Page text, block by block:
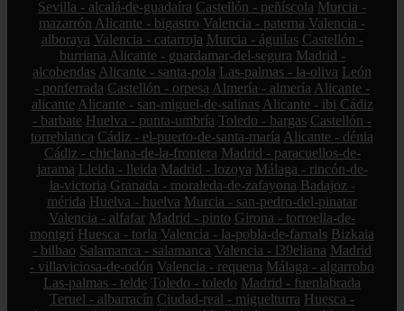
Sevilla - alcalá-de-guadaíra Castellón - peñíscola Murcia -
mazarrón Alicante - bigastro Valencia - paterna Valencia -
alboraya Valencia - catarroja Murcia - águilas Castellón -
burriana Alicante - guardamar-del-segura Madrid -
alcobendas Alicante - santa-pola Las-palmas - la-oliva León
- ponferrada Castellón - orpesa Almería - almería Alicante -
alicante Alicante - san-miguel-de-salinas Alicante - ibi Cádiz
- barbate Huelva - punta-umbría Toledo - bargas Castellón -
torreblanca Cádiz - el-puerto-de-santa-maría Alicante - dénia
Cádiz - chiclana-de-la-frontera Madrid - paracuellos-de-
jarama Lleida - lleida Madrid - lozoya Málaga - rincón-de-
la-victoria Granada - moraleda-de-zafayona Badajoz -
mérida Huelva - huelva Murcia - san-pedro-del-pinatar
Valencia - alfafar Madrid - pinto Girona - torroella-de-
montgrí Huesca - torla Valencia - la-pobla-de-farnals Bizkaia
- bilbao Salamanca - salamanca Valencia - l39eliana Madrid
- villaviciosa-de-odón Valencia - requena Málaga - algarrobo
Las-palmas - telde Toledo - toledo Madrid - fuenlabrada
Teruel - albarracín Ciudad-real - miguelturra Huesca -